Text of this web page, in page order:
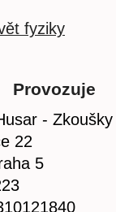
fyziky
Provozuje
-
22
5